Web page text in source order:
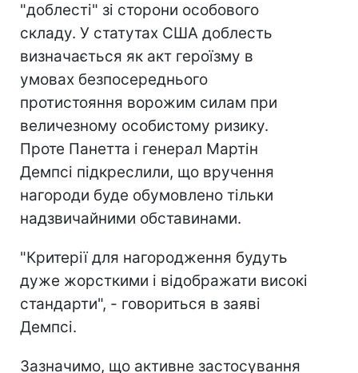
"доблесті" зі сторони особового
складу. У статутах США доблесть
визначається як акт героїзму в
умовах безпосереднього
протистояння ворожим силам при
величезному особистому ризику.
Проте Панетта і генерал Мартін
Демпсі підкреслили, що вручення
нагороди буде обумовлено тільки
надзвичайними обставинами.
"Критерії для нагородження будуть
дуже жорсткими і відображати високі
стандарти", - говориться в заяві
Демпсі.
Зазначимо, що активне застосування